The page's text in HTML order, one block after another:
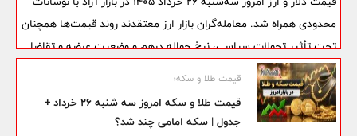
محدودی همراه شد. معامله‌گران بازار ارز معتقدند روند قیمت‌ها همچنان
تحت تأثیر تحولات سیاسی، نرخ حواله درهم و وضعیت عرضه و تقاضا
قرار دارد. در معاملات امروز، دلار آزاد در کانال جدیدی نوسان کرد و توجه
فعالان اقتصادی را به خود جلب کرد.
قیمت طلا و سکه؛
قیمت طلا و سکه امروز سه شنبه 26 خرداد +
جدول | سکه امامی چند شد؟